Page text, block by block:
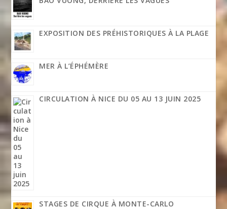
EXPOSITION DES PRÉHISTORIQUES À LA PLAGE
MER À L’ÉPHÉMÈRE
CIRCULATION À NICE DU 05 AU 13 JUIN 2025
STAGES DE CIRQUE À MONTE-CARLO